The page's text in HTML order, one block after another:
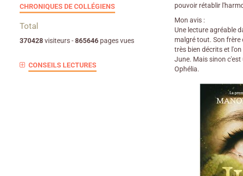
pouvoir rétablir
Mon avis :
Une lecture agréable
malgré tout. Son frère
très bien décrits et
June. Mais sinon
Ophélia.
CHRONIQUES DE COLLÉGIENS
Total
370428visiteurs -865646 pages vues
CONSEILS LECTURES